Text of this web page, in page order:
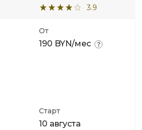
3.9
От
190 BYN/мес
Старт
10 августа